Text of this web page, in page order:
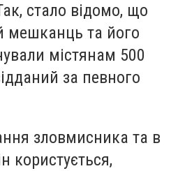
стало відомо, що
мешканць та його
містянам 500
за певного
зловмисника та в
користується,